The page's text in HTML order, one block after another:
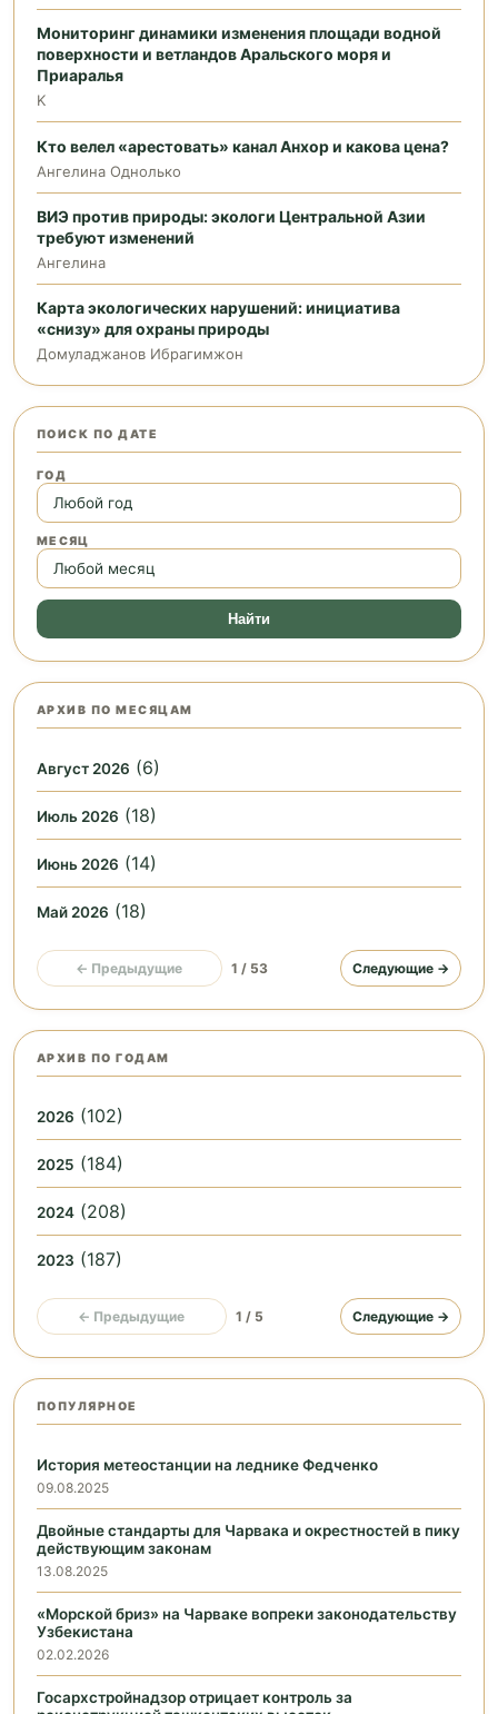
Мониторинг динамики изменения площади водной
поверхности и ветландов Аральского моря и
Приаралья
K
Кто велел «арестовать» канал Анхор и какова цена?
Ангелина Однолько
ВИЭ против природы: экологи Центральной Азии
требуют изменений
Ангелина
Карта экологических нарушений: инициатива
«снизу» для охраны природы
Домуладжанов Ибрагимжон
ПОИСК ПО ДАТЕ
ГОД
МЕСЯЦ
Найти
АРХИВ ПО МЕСЯЦАМ
Август 2026 (6)
Июль 2026 (18)
Июнь 2026 (14)
Май 2026 (18)
← Предыдущие 1 / 53 Следующие →
АРХИВ ПО ГОДАМ
2026 (102)
2025 (184)
2024 (208)
2023 (187)
← Предыдущие 1 / 5 Следующие →
ПОПУЛЯРНОЕ
История метеостанции на леднике Федченко
09.08.2025
Двойные стандарты для Чарвака и окрестностей в пику
действующим законам
13.08.2025
«Морской бриз» на Чарваке вопреки законодательству
Узбекистана
02.02.2026
Госархстройнадзор отрицает контроль за